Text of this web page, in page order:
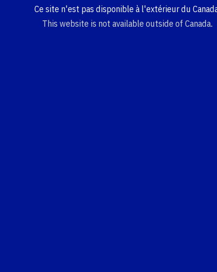
Ce site n'est pas disponible à l'extérieur du
This website is not available outside of Canada.